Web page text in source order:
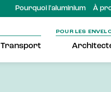
Pourquoi l'aluminium À
Transport
POUR LES